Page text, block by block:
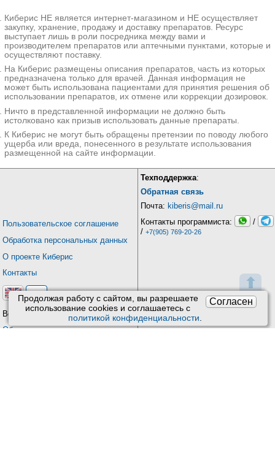
⬆
Согласен
Продолжая работу с сайтом, вы разрешаете
использование сookies и соглашаетесь с
политикой конфиденциальности.
Киберис НЕ является интернет-магазином и НЕ осуществляет
закупку, хранение, продажу и доставку препаратов. Ресурс
выступает лишь в роли посредника между вами и
производителем препаратов или аптечными пунктами, которые и
осуществляют поставку.
На Киберис размещены описания препаратов, часть из которых
предназначена только для врачей. Данная информация не
может быть использована пациентами для принятия решения об
использовании препаратов, их отмене или коррекции дозировок.
Ничто в представленной информации не должно быть
истолковано как призыв использовать данные препараты.
К Киберис не могут быть обращены претензии по поводу любого
ущерба или вреда, понесенного в результате использования
размещенной на сайте информации.
Пользовательское соглашение
Обработка персональных данных
О проекте Киберис
Контакты
Версия: 4.9
Обновления
Техподдержка:
Обратная связь
Почта: kiberis@mail.ru
Контакты программиста:
/
/ +7(905) 769-20-26